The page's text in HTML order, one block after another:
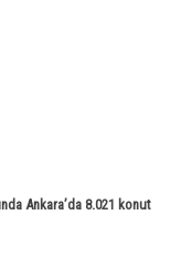
Ankara’da 8.021 konut